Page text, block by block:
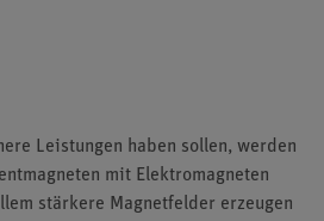
Leistungen haben sollen, werden
mit Elektromagneten
stärkere Magnetfelder erzeugen